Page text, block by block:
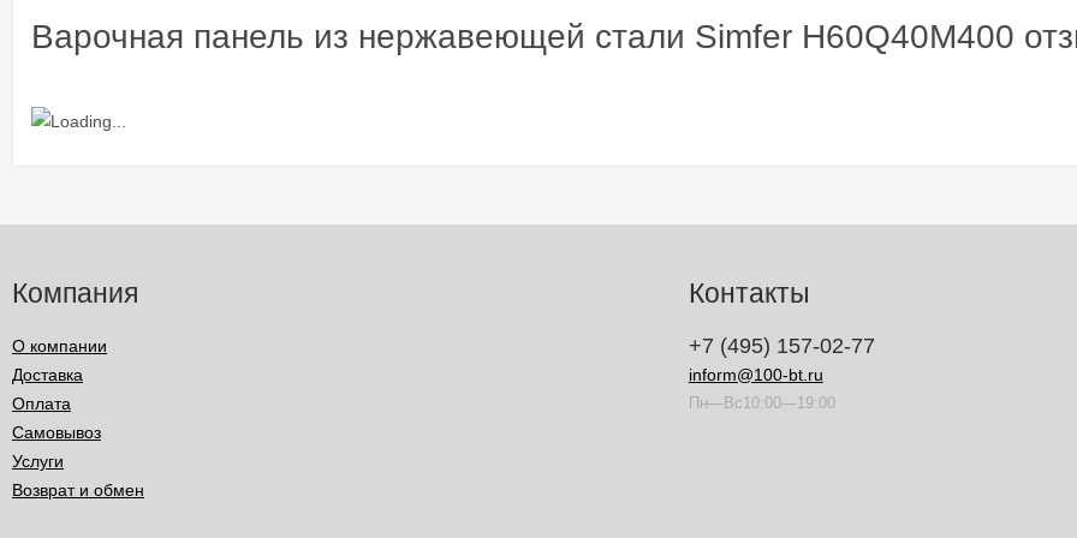
Варочная панель из нержавеющей стали Simfer H60Q40M400
Компания
О компании
Доставка
Оплата
Самовывоз
Услуги
Возврат и обмен
Контакты
+7 (495) 157-02-77
inform@100-bt.ru
Пн—Вс10:00—19:00